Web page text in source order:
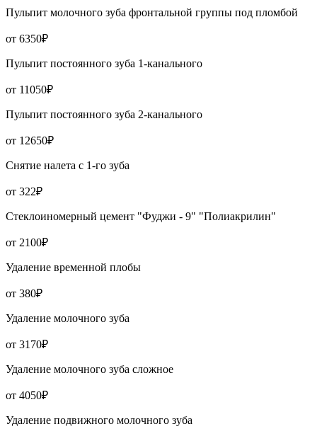
Пульпит молочного зуба фронтальной группы под пломбой
от 6350₽
Пульпит постоянного зуба 1-канального
от 11050₽
Пульпит постоянного зуба 2-канального
от 12650₽
Снятие налета с 1-го зуба
от 322₽
Стеклоиномерный цемент "Фуджи - 9" "Полиакрилин"
от 2100₽
Удаление временной плобы
от 380₽
Удаление молочного зуба
от 3170₽
Удаление молочного зуба сложное
от 4050₽
Удаление подвижного молочного зуба